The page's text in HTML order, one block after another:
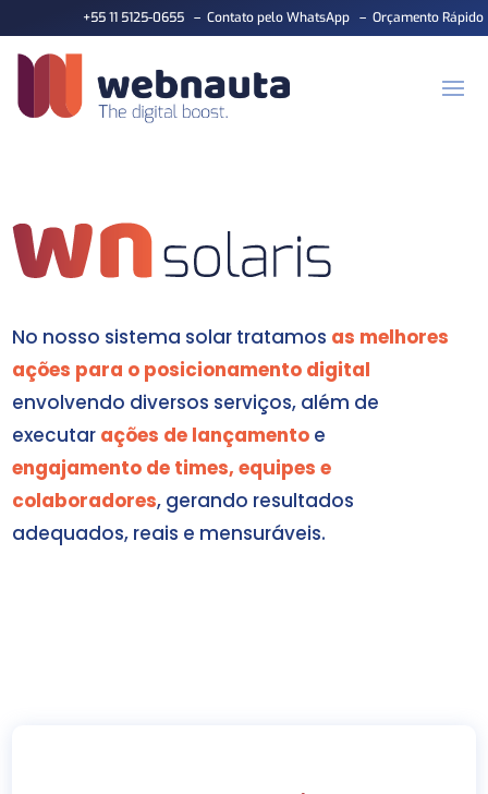
+55 11 5125-0655– Contato pelo WhatsApp– Orçamento Rápido
No nosso sistema solar tratamos as melhores
ações para o posicionamento digital
envolvendo diversos serviços, além de
executar ações de lançamento e
engajamento de times, equipes e
colaboradores, gerando resultados
adequados, reais e mensuráveis.